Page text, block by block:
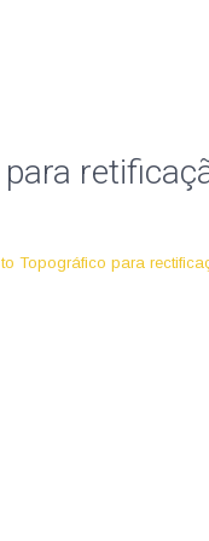
Topográfico para